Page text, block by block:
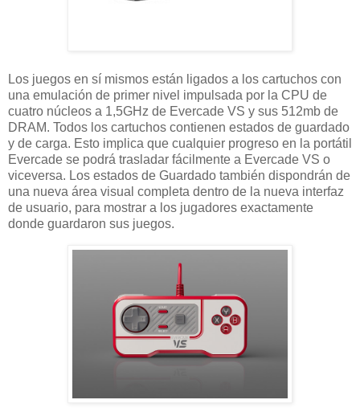
Los juegos en sí mismos están ligados a los cartuchos con
una emulación de primer nivel impulsada por la CPU de
cuatro núcleos a 1,5GHz de Evercade VS y sus 512mb de
DRAM. Todos los cartuchos contienen estados de guardado
y de carga. Esto implica que cualquier progreso en la portátil
Evercade se podrá trasladar fácilmente a Evercade VS o
viceversa. Los estados de Guardado también dispondrán de
una nueva área visual completa dentro de la nueva interfaz
de usuario, para mostrar a los jugadores exactamente
donde guardaron sus juegos.